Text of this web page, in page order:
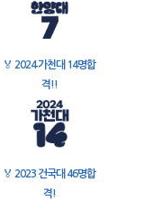
🏅 2024 가천대 14명합
격!!
🏅 2023 건국대 46명합
격!